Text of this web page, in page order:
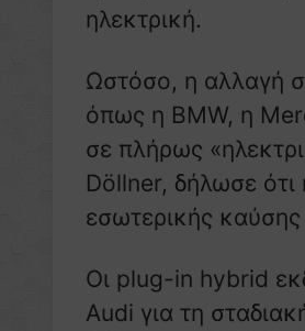
ηλεκτρική.
Ωστόσο, η αλλαγή
όπως η BMW, η
σε πλήρως
Döllner, δήλωσε
εσωτερικής καύσης
Οι plug-in hybrid
Audi για τη